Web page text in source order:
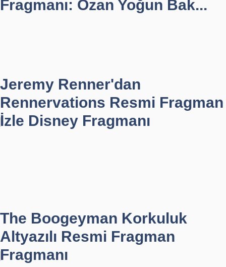
Fragmanı: Ozan Yoğun Bak...
Jeremy Renner'dan
Rennervations Resmi Fragman
İzle Disney Fragmanı
The Boogeyman Korkuluk
Altyazılı Resmi Fragman
Fragmanı